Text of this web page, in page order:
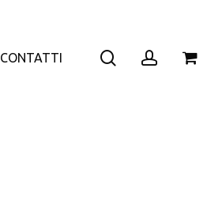
CONTATTI search